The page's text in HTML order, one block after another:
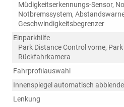
Müdigkeitserkennungs-Sensor,
Notbremssystem,
Geschwindigkeitsbegrenzer
Einparkhilfe
Park Distance Control vorne,
Rückfahrkamera
Fahrprofilauswahl
Innenspiegel automatisch
Lenkung